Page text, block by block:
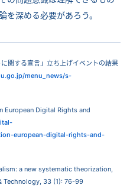
を深める必要があろう。
関する宣言」立ち上げイベントの結果
menu_news/s-
European Digital Rights and
european-digital-rights-and-
a new systematic theorization,
Technology, 33 (1): 76-99